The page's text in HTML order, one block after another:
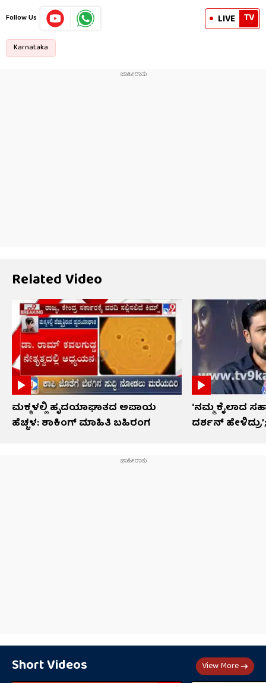
Follow Us LIVE TV
Karnataka
Related Video
ಮಕ್ಕಳಲ್ಲಿ ಹೃದಯಾಘಾತದ ಅಪಾಯ
ಹೆಚ್ಚಳ: ಶಾಕಿಂಗ್​​ ಮಾಹಿತಿ ಬಹಿರಂಗ
‘ನಮ್ಮ ಕೈಲಾದ
ದರ್ಶನ್
Short Videos View More